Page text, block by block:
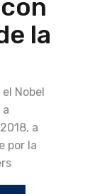
la
Nobel
a
por la